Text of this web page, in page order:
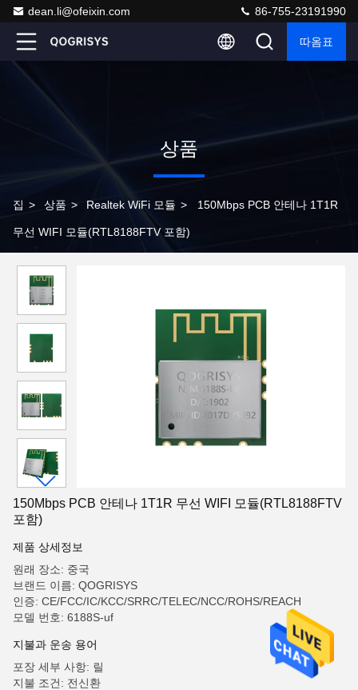
dean.li@ofeixin.com 86-755-23191990
따옴표
상품
집 > 상품 > Realtek WiFi 모듈 > 150Mbps PCB 안테나 1T1R
무선 WIFI 모듈(RTL8188FTV 포함)
150Mbps PCB 안테나 1T1R 무선 WIFI 모듈(RTL8188FTV
포함)
제품 상세정보
원래 장소: 중국
브랜드 이름: QOGRISYS
인증: CE/FCC/IC/KCC/SRRC/TELEC/NCC/ROHS/REACH
모델 번호: 6188S-uf
지불과 운송 용어
포장 세부 사항: 릴
지불 조건: 전신환